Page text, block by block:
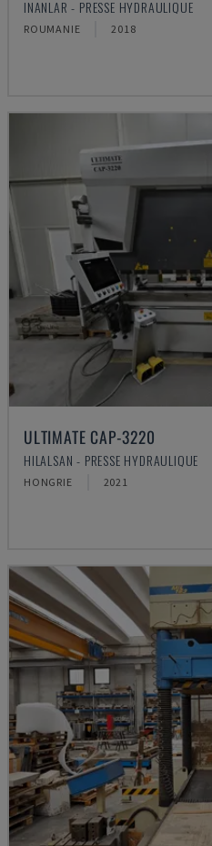
INANLAR - PRESSE HYDRAULIQUE
ROUMANIE 2018
ULTIMATE CAP-3220
HILALSAN - PRESSE HYDRAULIQUE
HONGRIE 2021